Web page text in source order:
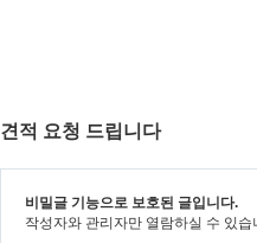
견적 요청 드립니다
비밀글 기능으로 보호된 글입니다.
작성자와 관리자만 열람하실 수 있